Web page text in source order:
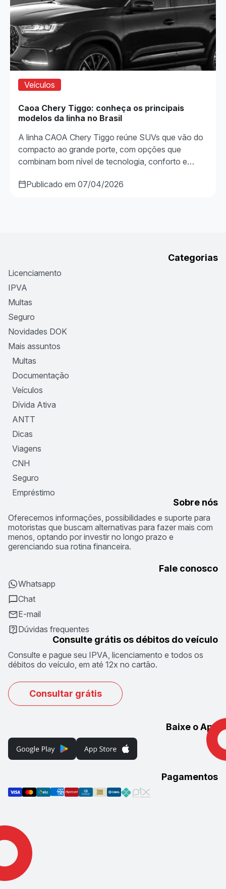
Veículos
Caoa Chery Tiggo: conheça os principais
modelos da linha no Brasil
A linha CAOA Chery Tiggo reúne SUVs que vão do
compacto ao grande porte, com opções que
combinam bom nível de tecnologia, conforto e…
Publicado em 07/04/2026
Categorias
Licenciamento
IPVA
Multas
Seguro
Novidades DOK
Mais assuntos
Multas
Documentação
Veículos
Dívida Ativa
ANTT
Dicas
Viagens
CNH
Seguro
Empréstimo
Sobre nós
Oferecemos informações, possibilidades e suporte para
motoristas que buscam alternativas para fazer mais com
menos, optando por investir no longo prazo e
gerenciando sua rotina financeira.
Fale conosco
Whatsapp
Chat
E-mail
Dúvidas frequentes
Consulte grátis os débitos do veículo
Consulte e pague seu IPVA, licenciamento e todos os
débitos do veículo, em até 12x no cartão.
Consultar grátis
Baixe o App
Pagamentos